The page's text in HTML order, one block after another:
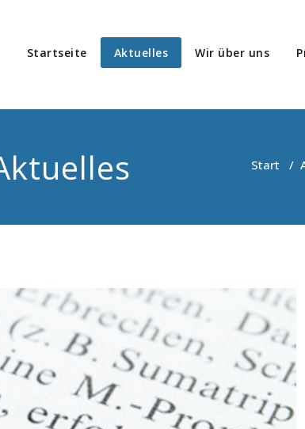
Migration
Koordinierung, Durchführung und Evaluation von
Startseite Aktuelles Wir über uns
Start /